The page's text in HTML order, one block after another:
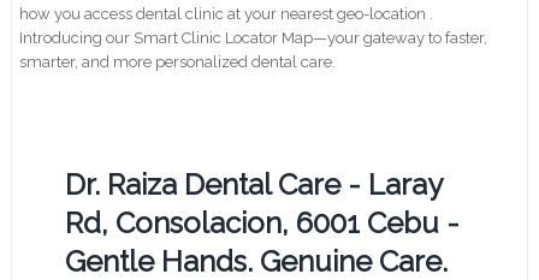
how you access dental clinic at your nearest geo-location .
Introducing our Smart Clinic Locator Map—your gateway to faster,
smarter, and more personalized dental care.
Dr. Raiza Dental Care - Laray
Rd, Consolacion, 6001 Cebu -
Gentle Hands. Genuine Care.